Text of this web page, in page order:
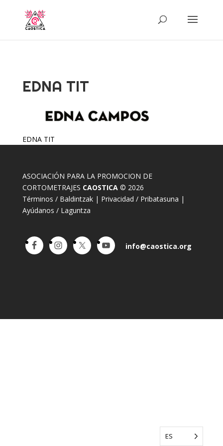
EDNA TIT
EDNA TIT
ASOCIACIÓN PARA LA PROMOCION DE
CORTOMETRAJES CAOSTICA© 2026
Términos / Baldintzak| Privacidad / Pribatasuna |
Ayúdanos / Laguntza
info@caostica.org
ES